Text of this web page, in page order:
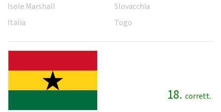
Isole Marshall
Italia
Slovacchia
Togo
18. corrett.